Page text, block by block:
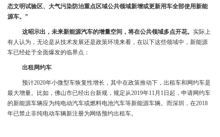
态文明试验区、大气污染防治重点区域公共领域新增或更新用车全部使用新能
源车。”
这昭示出，未来新能源汽车的增量空间，将在公共领域多点开花。 实际上
有人认为，无论是从技术发展还是政策环境来看，在以下这些领域中，新能源
车已经处于全面爆发的临界点：
出租网约车
预计2020年小微型车恢复性增长，其中在政策推动下，出租车和网约车是
最大增量。比如，佛山市已经出台新规，规定从2019年11月1日起，申请网约车
的新能源车辆应为纯电动汽车或燃料电池汽车等新能源车辆。而深圳，在2018
年已禁止非纯电动车辆新注册为网络预约出租车。